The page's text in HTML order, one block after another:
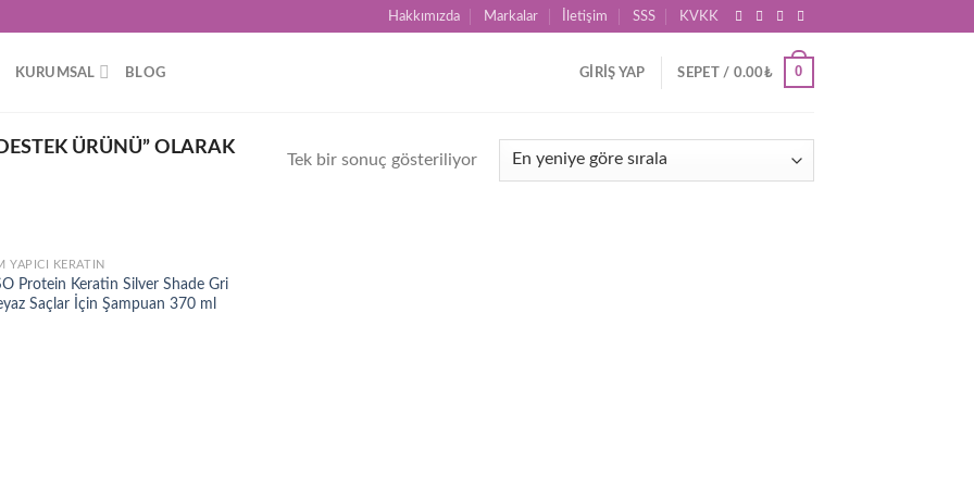
Hakkımızda Markalar İletişim SSS KVKK
KURUMSAL BLOG GIRIŞ YAP SEPET / 0.00₺ 0
ÜRÜNÜ” OLARAK
Tek bir sonuç gösteriliyor
Add to
wishlist
YAPICI KERATIN
Protein Keratin Silver Shade Gri
Saçlar İçin Şampuan 370 ml